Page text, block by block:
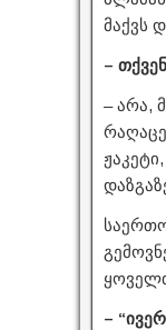
მაქვს
–
– არა,
–